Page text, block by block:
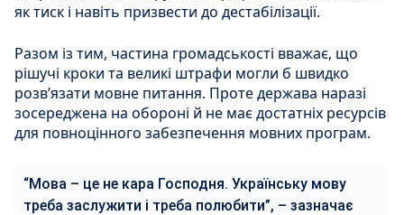
як тиск і навіть призвести до дестабілізації.
Разом із тим, частина громадськості вважає, що
рішучі кроки та великі штрафи могли б швидко
розв’язати мовне питання. Проте держава наразі
зосереджена на обороні й не має достатніх ресурсів
для повноцінного забезпечення мовних програм.
“Мова – це не кара Господня. Українську мову
треба заслужити і треба полюбити”, – зазначає